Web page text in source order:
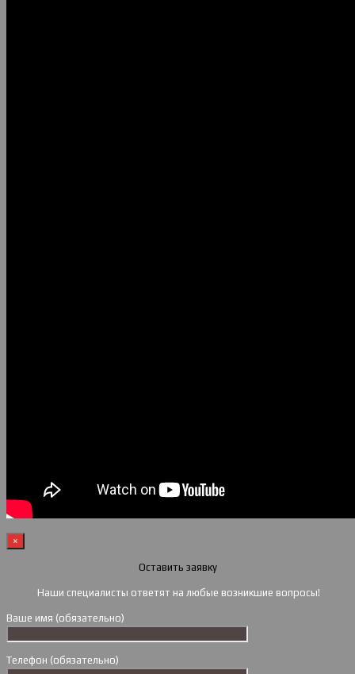
×
Оставить заявку
Наши специалисты ответят на любые возникшие вопросы!
Ваше имя (обязательно)
Телефон (обязательно)